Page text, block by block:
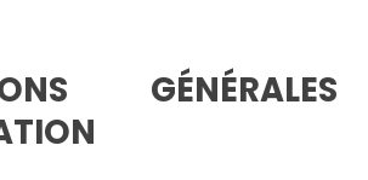
GÉNÉRALES